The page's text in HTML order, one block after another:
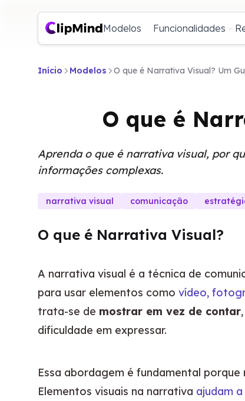
Modelos Funcionalidades
Início Modelos O que é Narrativa Visual? Um
O que é
Aprenda o que é narrativa visual, por
informações complexas.
narrativa visual comunicação
O que é Narrativa Visual?
A narrativa visual é a técnica de
para usar elementos como vídeo,
trata-se de mostrar em vez de contar
dificuldade em expressar.
Essa abordagem é fundamental
Elementos visuais na narrativa ajudam